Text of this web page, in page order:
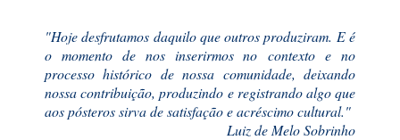
"Hoje desfrutamos daquilo que outros produziram. E é
o momento de nos inserirmos nocontexto e no
processo histórico de nossa comunidade, deixando
nossa contribuição, produzindo e registrando algo que
aos pósteros sirva de satisfação e acréscimo cultural."
Luiz de Melo Sobrinho